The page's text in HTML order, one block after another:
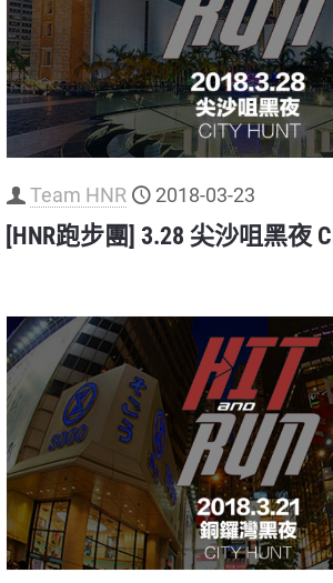
Team HNR 2018-03-23
[HNR跑步團] 3.28 尖沙咀黑夜